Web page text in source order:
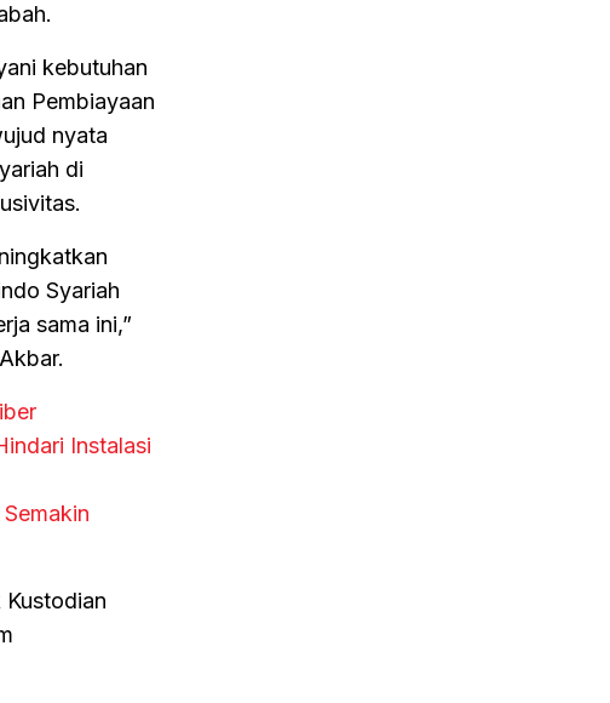
kebutuhan
Pembiayaan
nyata
di
Syariah
sama ini,”
Instalasi
Kustodian